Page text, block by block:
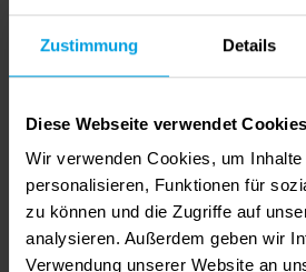
Zustimmung Details
Diese Webseite verwendet Cookies
Wir verwenden Cookies, um
personalisieren, Funktionen für
zu können und die Zugriffe auf
analysieren. Außerdem geben wir
Verwendung unserer Website an
Fertigungsverfahren wie Stanzen,
haben mittlerweile eine ebenso
Berechnungen wie etwa dem
die während des Rollformens
und Spannungen können das
signifikant beeinflussen.
So identifiziert COPRA ®FEA RF